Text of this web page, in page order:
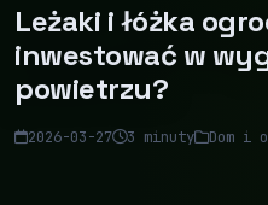
Leżaki i łóżka
inwestować w
powietrzu?
2026-03-27 3 minuty Dom i